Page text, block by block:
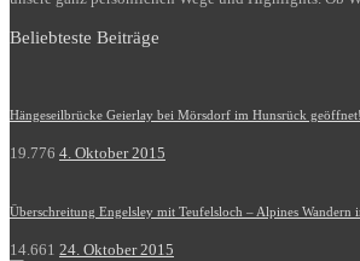
Beliebteste Beiträge
Hängeseilbrücke Geierlay bei Mörsdorf im Hunsrück geöffnet!
19.776 4. Oktober 2015
Überschreitung Engelsley mit Teufelsloch – Alpines Wandern
14.661 24. Oktober 2015